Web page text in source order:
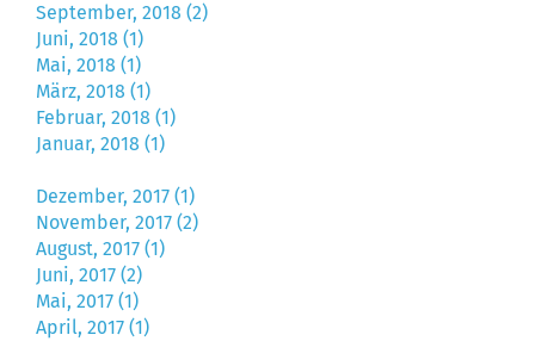
September, 2018 (2)
Juni, 2018 (1)
Mai, 2018 (1)
März, 2018 (1)
Februar, 2018 (1)
Januar, 2018 (1)
Dezember, 2017 (1)
November, 2017 (2)
August, 2017 (1)
Juni, 2017 (2)
Mai, 2017 (1)
April, 2017 (1)